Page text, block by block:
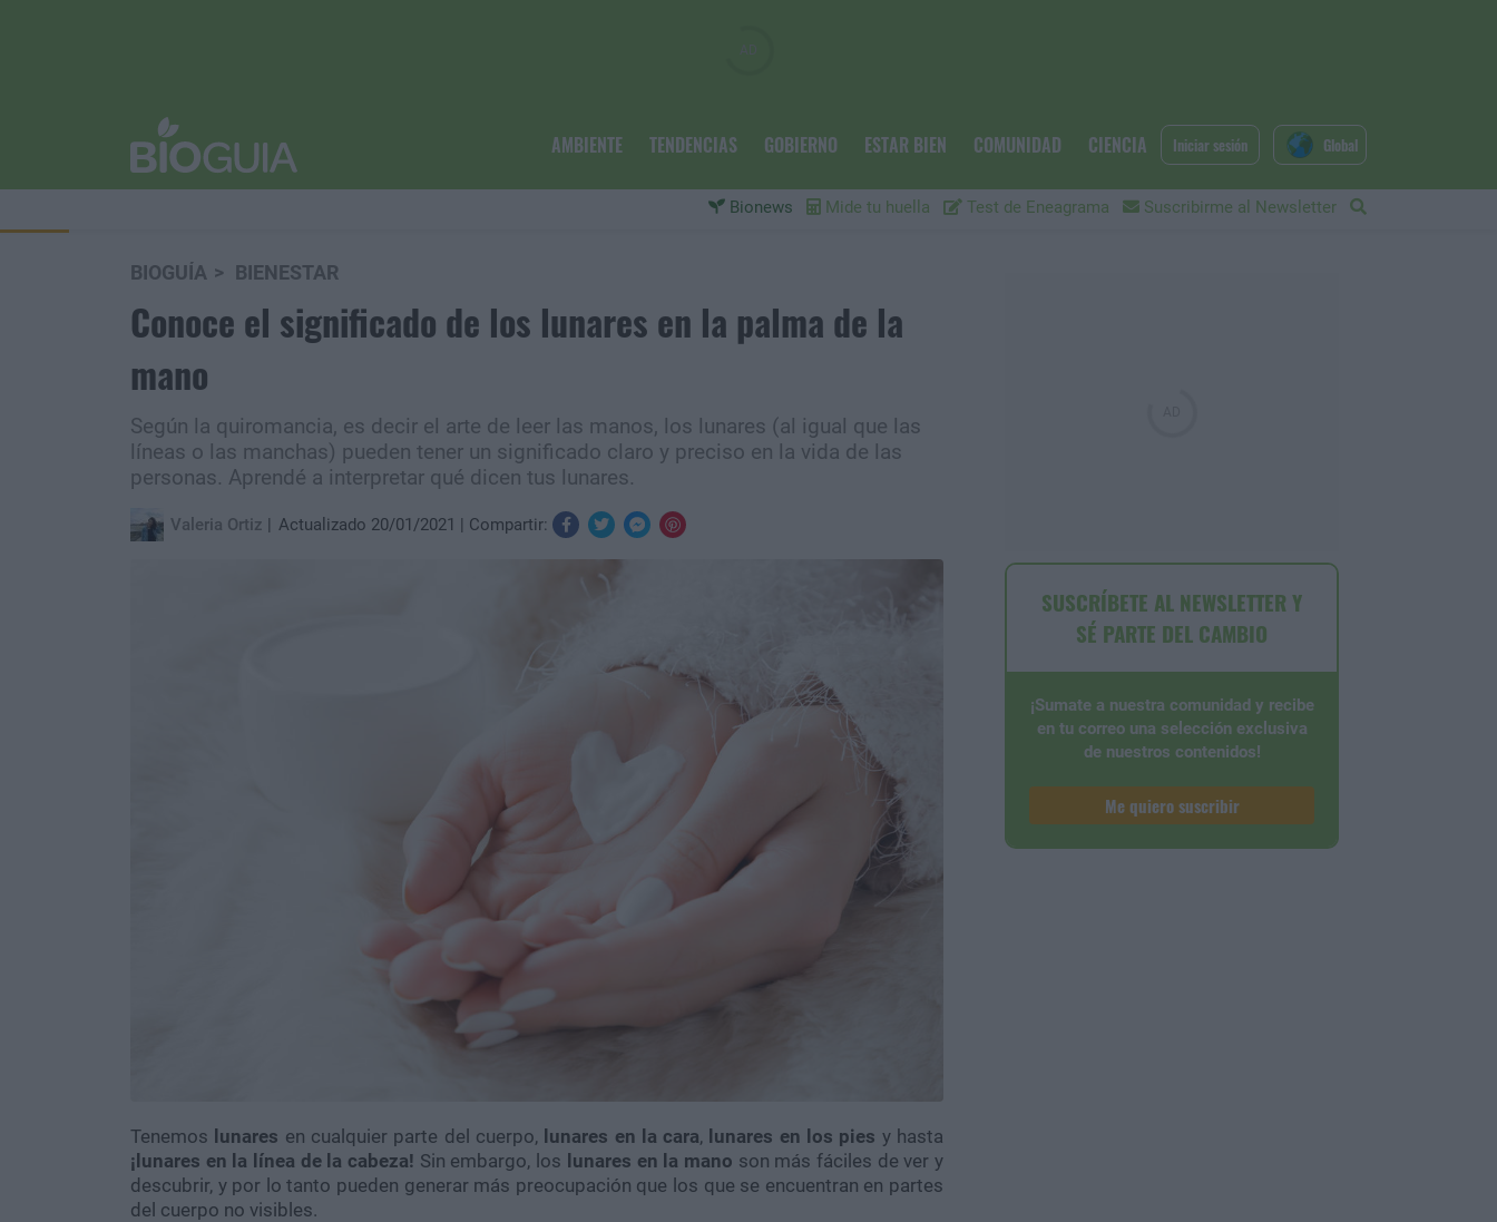
AMBIENTE TENDENCIAS GOBIERNO ESTAR BIEN COMUNIDAD CIENCIA
Bionews Mide tu huella Test de Eneagrama Suscribirme al Newsletter
Iniciar sesión Global
BIOGUÍA BIENESTAR
Conoce el significado de los lunares en la palma de la
mano
Según la quiromancia, es decir el arte de leer las manos, los lunares (al igual que las
líneas o las manchas) pueden tener un significado claro y preciso en la vida de las
personas. Aprendé a interpretar qué dicen tus lunares.
Valeria Ortiz Actualizado 20/01/2021 Compartir:
Tenemos lunares en cualquier parte del cuerpo, lunares en la cara, lunares en los pies y hasta
¡lunares en la línea de la cabeza! Sin embargo, los lunares en la mano son más fáciles de ver y
descubrir, y por lo tanto pueden generar más preocupación que los que se encuentran en partes
del cuerpo no visibles.
SUSCRÍBETE AL NEWSLETTER Y
SÉ PARTE DEL CAMBIO
¡Sumate a nuestra comunidad y recibe
en tu correo una selección exclusiva
de nuestros contenidos!
Me quiero suscribir